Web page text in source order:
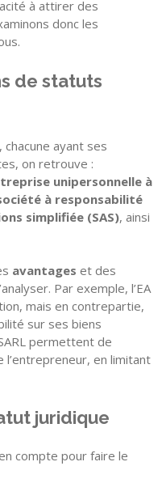
à attirer des
donc les
de statuts
ayant ses
on retrouve :
unipersonnelle à
à responsabilité
simplifiée (SAS), ainsi
avantages et des
Par exemple, l’EA
mais en contrepartie,
sur ses biens
permettent de
en limitant
juridique
compte pour faire le